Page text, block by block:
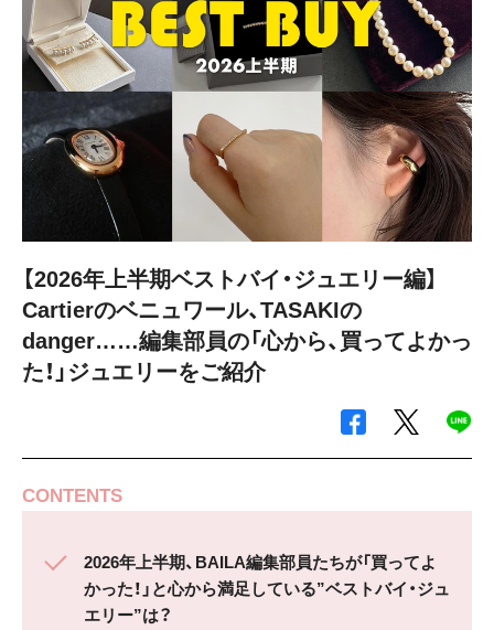
【2026年上半期ベストバイ・ジュエリー編】
Cartierのベニュワール、TASAKIの
danger……編集部員の「心から、買ってよかっ
た！」ジュエリーをご紹介
CONTENTS
2026年上半期、BAILA編集部員たちが「買ってよ
かった！」と心から満足している”ベストバイ・ジュ
エリー”は？